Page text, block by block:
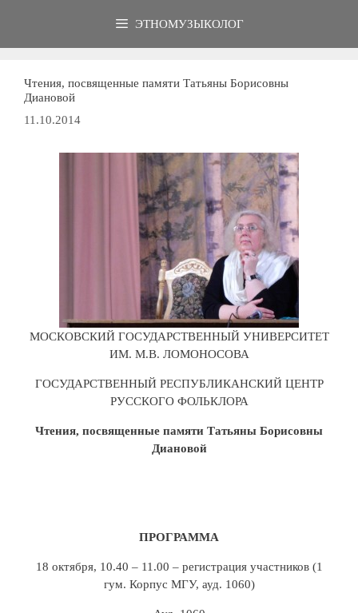
ЭТНОМУЗЫКОЛОГ
Чтения, посвященные памяти Татьяны Борисовны
Диановой
11.10.2014
МОСКОВСКИЙ ГОСУДАРСТВЕННЫЙ УНИВЕРСИТЕТ
ИМ. М.В. ЛОМОНОСОВА
ГОСУДАРСТВЕННЫЙ РЕСПУБЛИКАНСКИЙ ЦЕНТР
РУССКОГО ФОЛЬКЛОРА
Чтения, посвященные памяти Татьяны Борисовны
Диановой
ПРОГРАММА
18 октября, 10.40 – 11.00 – регистрация участников (1
гум. Корпус МГУ, ауд. 1060)